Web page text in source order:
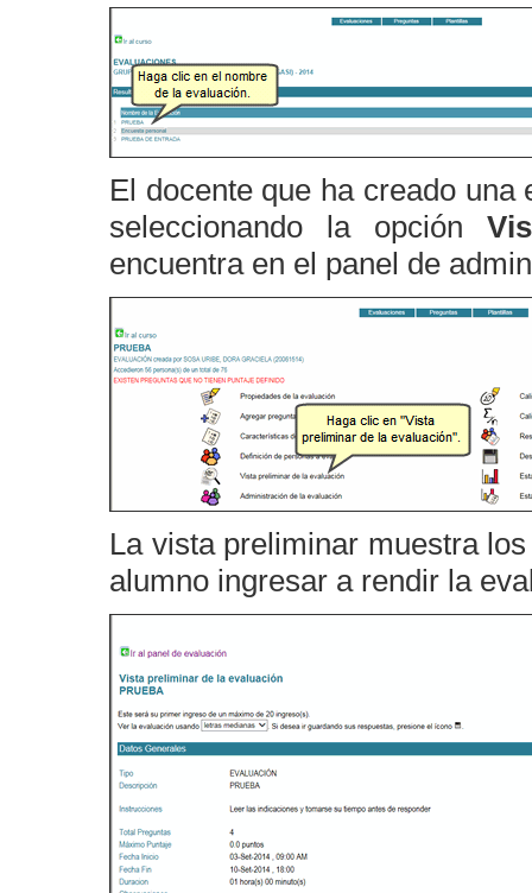
El docente que ha creado
seleccionando la opción
encuentra en el panel de
La vista preliminar muestra
alumno ingresar a rendir la